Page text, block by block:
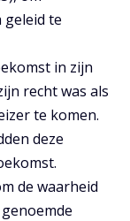
te
in zijn
recht was als
te komen.
deze
de waarheid